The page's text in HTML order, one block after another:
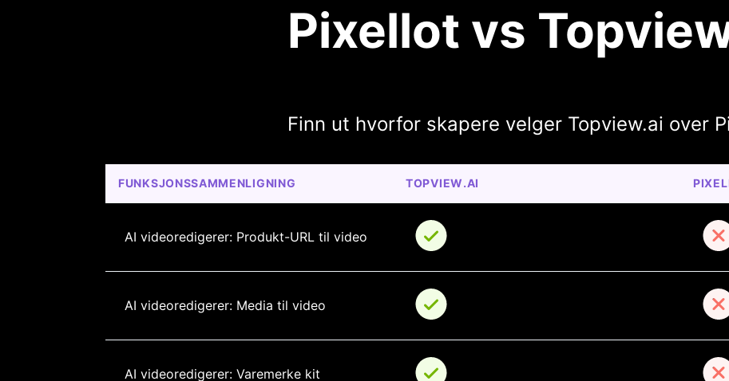
Pixellot vs
Finn ut hvorfor skapere velger Topview.ai over
FUNKSJONSSAMMENLIGNING TOPVIEW.AI
AI videoredigerer: Produkt-URL til video
AI videoredigerer: Media til video
AI videoredigerer: Varemerke kit